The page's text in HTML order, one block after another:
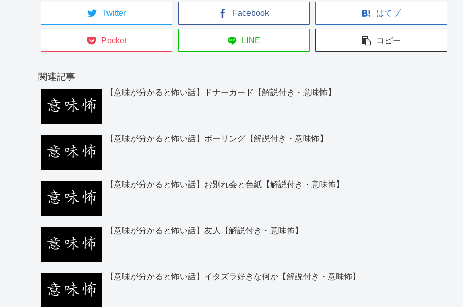
Twitter Facebook はてブ
Pocket LINE コピー
関連記事
【意味が分かると怖い話】ドナーカード【解説付き・意味怖】
【意味が分かると怖い話】ボーリング【解説付き・意味怖】
【意味が分かると怖い話】お別れ会と色紙【解説付き・意味怖】
【意味が分かると怖い話】友人【解説付き・意味怖】
【意味が分かると怖い話】イタズラ好きな何か【解説付き・意味怖】